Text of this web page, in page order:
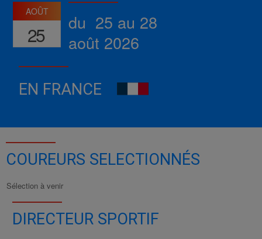
AOÛT
25
du 25 au 28
août 2026
EN FRANCE
COUREURS SELECTIONNÉS
Sélection à venir
DIRECTEUR SPORTIF